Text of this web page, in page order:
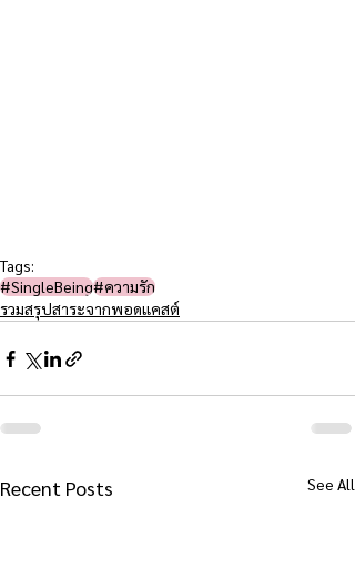
Tags:
#SingleBeing#ความรัก
รวมสรุปสาระจากพอดแคสต์
Recent Posts See All